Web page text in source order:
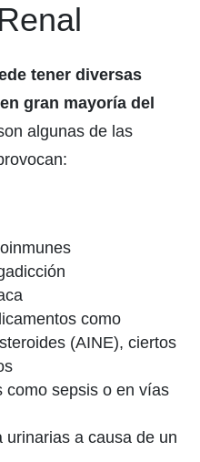
tener diversas
gran mayoría del
algunas de las
como
(AINE), ciertos
como sepsis o en vías
urinarias a causa de un